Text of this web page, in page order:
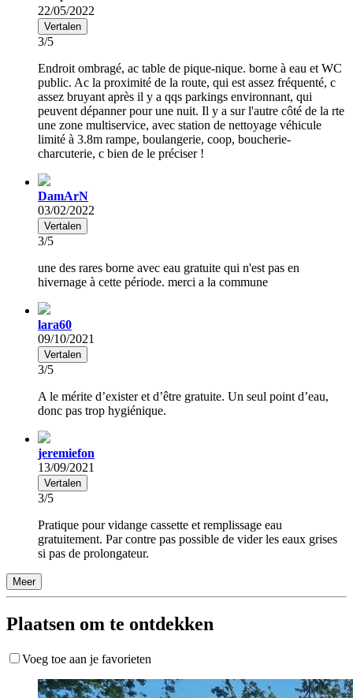
22/05/2022
Vertalen
3/5
Endroit ombragé, ac table de pique-nique. borne à eau et WC
public. Ac la proximité de la route, qui est assez fréquenté, c
assez bruyant après il y a qqs parkings environnant, qui
peuvent dépanner pour une nuit. Il y a sur l'autre côté de la rte
une zone multiservice, avec station de nettoyage véhicule
limité à 3.8m rampe, boulangerie, coop, boucherie-
charcuterie, c bien de le préciser !
DamArN
03/02/2022
Vertalen
3/5
une des rares borne avec eau gratuite qui n'est pas en
hivernage à cette période. merci a la commune
lara60
09/10/2021
Vertalen
3/5
A le mérite d’exister et d’être gratuite. Un seul point d’eau,
donc pas trop hygiénique.
jeremiefon
13/09/2021
Vertalen
3/5
Pratique pour vidange cassette et remplissage eau
gratuitement. Par contre pas possible de vider les eaux grises
si pas de prolongateur.
Meer
Plaatsen om te ontdekken
Voeg toe aan je favorieten